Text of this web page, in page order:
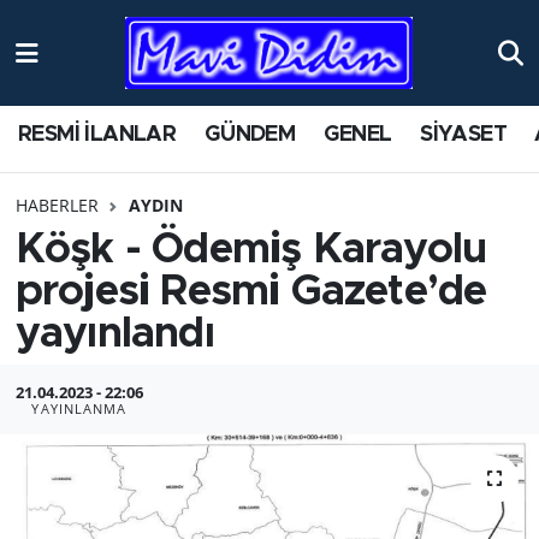
RESMİ İLANLAR GÜNDEM GENEL SİYASET
HABERLER AYDIN
Köşk - Ödemiş Karayolu
projesi Resmi Gazete’de
yayınlandı
21.04.2023 - 22:06
YAYINLANMA
ANTİK YERLER
AYDIN
BİLİM VE TEKNOLOJİ
ÇEVRE
EĞİTİM
EKONOMİ
GENEL
Nöbetçi Eczaneler
Namaz Vakitleri
Trafik Durumu
Süper Lig Puan Durumu ve Fikstür
Tüm Manşetler
Son Dakika Haberleri
Haber Arşivi